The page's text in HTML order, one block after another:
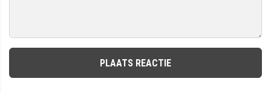
PLAATS REACTIE